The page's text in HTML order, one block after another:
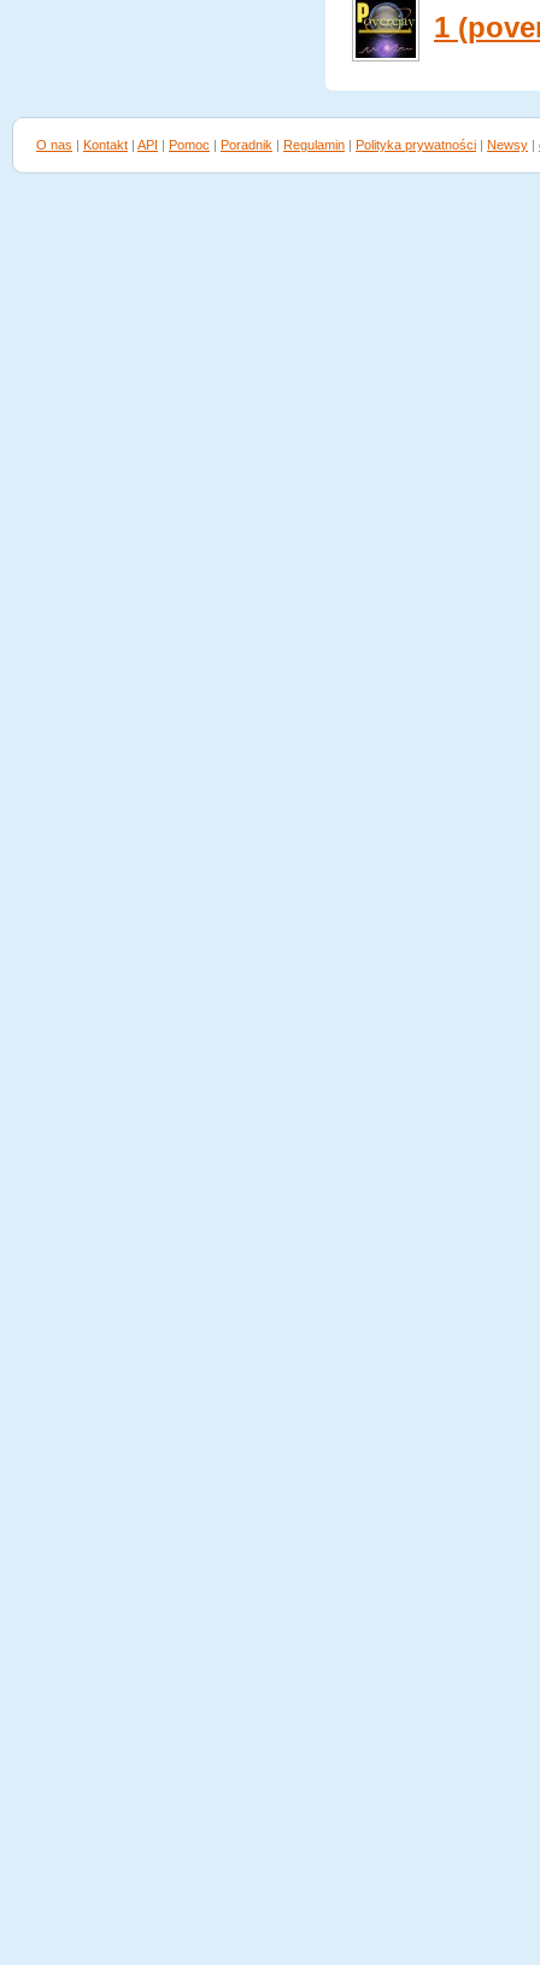
1
O nas Kontakt API Pomoc Poradnik Regulamin Polityka prywatności Newsy